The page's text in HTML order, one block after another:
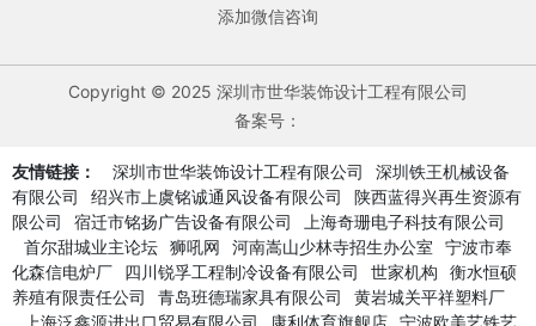
添加微信咨询
Copyright © 2025 深圳市世华装饰设计工程有限公司
备案号：
友情链接： 深圳市世华装饰设计工程有限公司
深圳铁王机械设备
有限公司
绍兴市上虞铭诚通风设备有限公司
陕西蓝得兴再生资源有
限公司
宿迁市铭扬广告设备有限公司
上海奇珊电子科技有限公司
首尔甜城业主论坛 狮吼网 河南嵩山少林寺招生办公室
宁波市奉
化森信电炉厂
四川锐孚工程制冷设备有限公司 世家机构
衡水恒硕
养殖有限责任公司
青岛班德瑞家具有限公司
黄岩城关平祥塑料厂
上海泛鑫源进出口贸易有限公司
康利体育旗舰店 宁波欧美艺铁艺